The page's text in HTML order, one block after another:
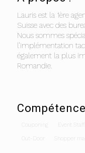
Lauris est la 1ère
Suisse avec des
Nous sommes
l’implémentation
également la plus
Romandie.
Couponing Event
Out-Door Shopper